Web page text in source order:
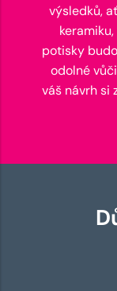
výsledků,
potisky
odolné
váš návrh si